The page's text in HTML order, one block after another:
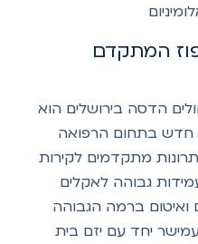
המתקדם
הדסה בירושלים הוא
בתחום הרפואה
מתקדמים לקירות
גבוהה לאקלים
ברמה הגבוהה
יחד עם יזם בית